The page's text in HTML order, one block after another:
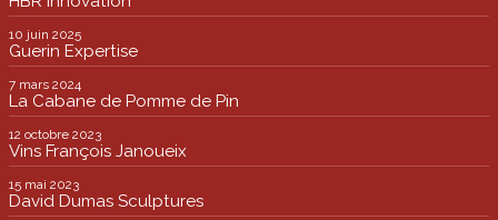
10 juin 2025
Guerin Expertise
7 mars 2024
La Cabane de Pomme de Pin
12 octobre 2023
Vins François Janoueix
15 mai 2023
David Dumas Sculptures